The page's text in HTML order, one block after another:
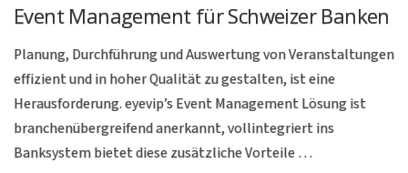
Event Management für Schweizer Banken
Planung, Durchführung und Auswertung von Veranstaltungen
effizient und in hoher Qualität zu gestalten, ist eine
Herausforderung. eyevip’s Event Management Lösung ist
branchenübergreifend anerkannt, vollintegriert ins
Banksystem bietet diese zusätzliche Vorteile …